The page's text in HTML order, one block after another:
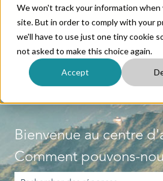
We won't track your information when
site. But in order to comply with your
we'll have to use just one tiny cookie
not asked to make this choice again.
Accept
FrançaisAfficher le sous-menu
Bienvenue au centre
Comment pouvons-